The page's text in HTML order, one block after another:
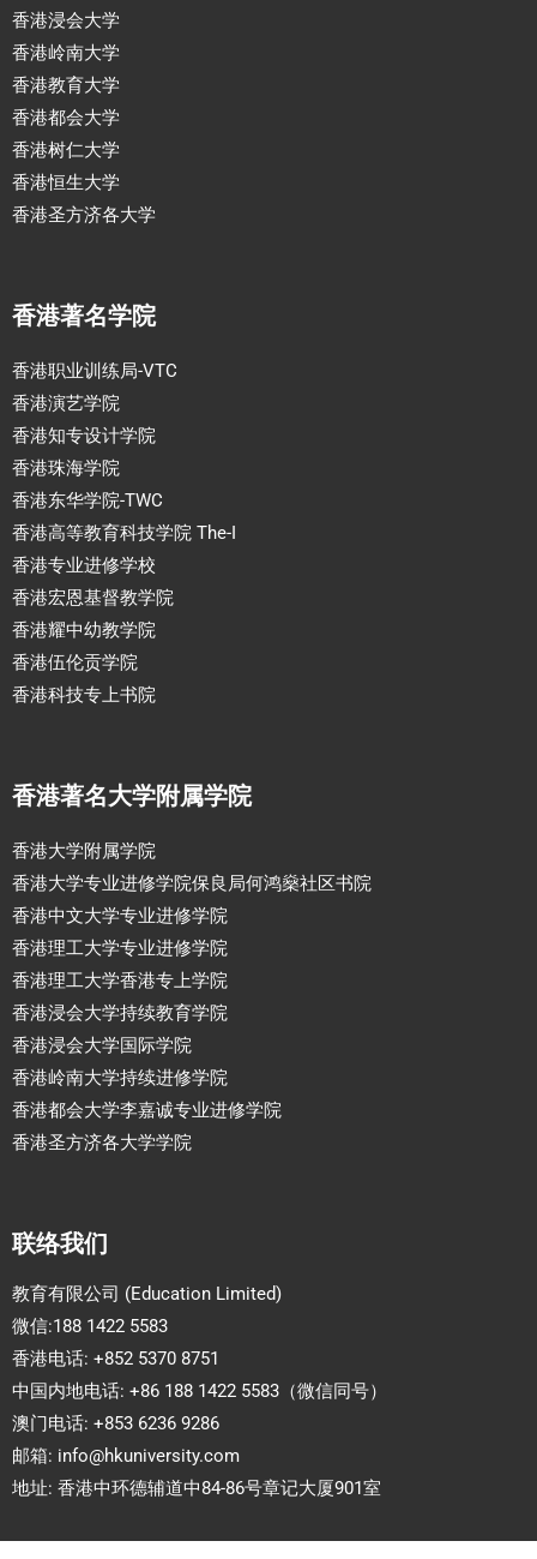
香港浸会大学
香港岭南大学
香港教育大学
香港都会大学
香港树仁大学
香港恒生大学
香港圣方济各大学
香港著名学院
香港职业训练局-VTC
香港演艺学院
香港知专设计学院
香港珠海学院
香港东华学院-TWC
香港高等教育科技学院 The-I
香港专业进修学校
香港宏恩基督教学院
香港耀中幼教学院
香港伍伦贡学院
香港科技专上书院
香港著名大学附属学院
香港大学附属学院
香港大学专业进修学院保良局何鸿燊社区书院
香港中文大学专业进修学院
香港理工大学专业进修学院
香港理工大学香港专上学院
香港浸会大学持续教育学院
香港浸会大学国际学院
香港岭南大学持续进修学院
香港都会大学李嘉诚专业进修学院
香港圣方济各大学学院
联络我们
教育有限公司 (Education Limited)
微信:188 1422 5583
香港电话: +852 5370 8751
中国内地电话: +86 188 1422 5583（微信同号）
澳门电话: +853 6236 9286
邮箱: info@hkuniversity.com
地址: 香港中环德辅道中84-86号章记大厦901室